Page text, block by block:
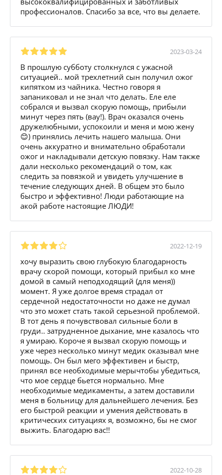
профессионалов. Спасибо за все, что вы делаете.
2023-03-24
В прошлую субботу столкнулся с ужасной
ситуацией.. мой трехлетний сын получил ожог
кипятком из чайника. Честно говоря я
запаниковал и не знал что делать. Еле еле
собрался и вызвал скорую помощь, прибыли
минут через пять (вау!). Врач оказался очень
дружелюбными, успокоили и меня и мою жену
😊) принялись лечить нашего малыша. Они
очень аккуратно и внимательно обработали
ожог и накладывали детскую повязку. Нам также
дали несколько рекомендаций о том, как
следить за повязкой и увидеть улучшение в
течение следующих дней. В общем это было
быстро и эффективно! Люди работающие на
акой работе настоящие ЛЮДИ!
2022-12-19
хочу выразить свою глубокую благодарность
врачу скорой помощи, который прибыл ко мне
домой в самый неподходящий (для меня))
момент. Я уже долгое время страдал от
сердечной недостаточности но даже не думал
что это может стать такой серьезной проблемой.
В тот день я почувствовал сильные боли в
груди.. затрудненное дыхание, мне казалось что
я умираю. Короче я вызвал скорую помощь и
уже через несколько минут медик оказывал мне
помощь. Он был мего эффективен и быстр,
принял все необходимые мерычтобы убедиться,
что мое сердце бьется нормально. Мне
необходимые медикаменты, а затем доставили
меня в больницу для дальнейшего лечения. Без
его быстрой реакции и умения действовать в
критических ситуациях я, возможно, бы не смог
выжить. Благодарю вас!!
2022-10-28